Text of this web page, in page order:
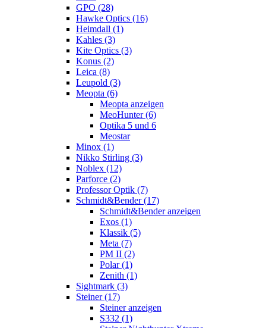
GPO (28)
Hawke Optics (16)
Heimdall (1)
Kahles (3)
Kite Optics (3)
Konus (2)
Leica (8)
Leupold (3)
Meopta (6)
Meopta anzeigen
MeoHunter (6)
Optika 5 und 6
Meostar
Minox (1)
Nikko Stirling (3)
Noblex (12)
Parforce (2)
Professor Optik (7)
Schmidt&Bender (17)
Schmidt&Bender anzeigen
Exos (1)
Klassik (5)
Meta (7)
PM II (2)
Polar (1)
Zenith (1)
Sightmark (3)
Steiner (17)
Steiner anzeigen
S332 (1)